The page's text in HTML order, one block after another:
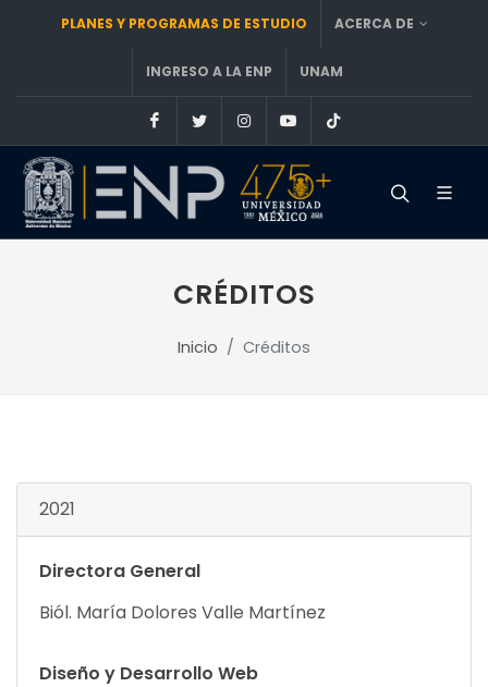
PLANES Y PROGRAMAS DE ESTUDIO ACERCA DE
INGRESO A LA ENP UNAM
FacebookTwitterInstagramYoutube
CRÉDITOS
Inicio Créditos
2021
Directora General
Biól. María Dolores Valle Martínez
Diseño y Desarrollo Web